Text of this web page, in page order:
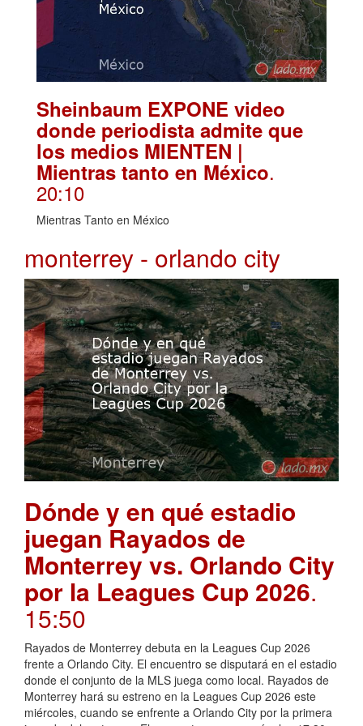
Sheinbaum EXPONE video
donde periodista admite que
los medios MIENTEN |
Mientras tanto en México.
20:10
Mientras Tanto en México
monterrey - orlando city
Dónde y en qué estadio
juegan Rayados de
Monterrey vs. Orlando City
por la Leagues Cup 2026.
15:50
Rayados de Monterrey debuta en la Leagues Cup 2026
frente a Orlando City. El encuentro se disputará en el estadio
donde el conjunto de la MLS juega como local. Rayados de
Monterrey hará su estreno en la Leagues Cup 2026 este
miércoles, cuando se enfrente a Orlando City por la primera